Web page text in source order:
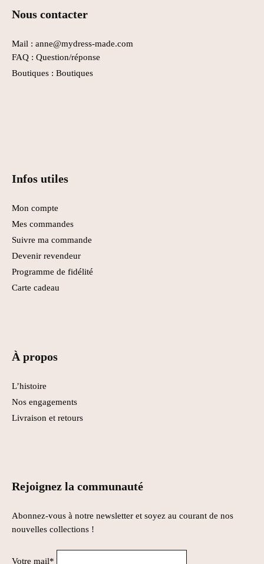
Nous contacter
Mail : anne@mydress-made.com
FAQ : Question/réponse
Boutiques : Boutiques
Infos utiles
Mon compte
Mes commandes
Suivre ma commande
Devenir revendeur
Programme de fidélité
Carte cadeau
À propos
L’histoire
Nos engagements
Livraison et retours
Rejoignez la communauté
Abonnez-vous à notre newsletter et soyez au courant de nos
nouvelles collections !
Votre mail*